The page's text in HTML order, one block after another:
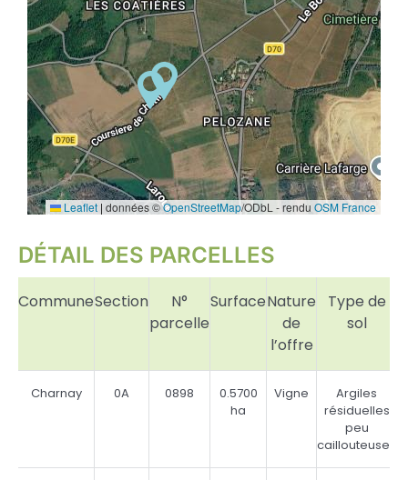
Leaflet | données ©OpenStreetMap/ODbL - rendu OSM France
DÉTAIL DES PARCELLES
CommuneSection
N°
parcelle
SurfaceNature
de
l’offre
Type de
sol
Charnay 0A 0898
0.5700
ha
Vigne
Argiles
résiduelles
peu
caillouteuses